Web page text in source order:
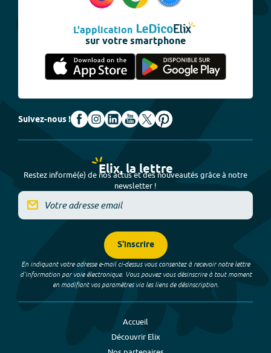
L'application
sur votre smartphone
Suivez-nous !
Elix, la lettre
Restez informé(e) de nos actus et des nouveautés grâce à notre
newsletter !
S'inscrire
En indiquant votre adresse e-mail ci-dessus vous consentez à recevoir notre lettre
d’information par voie électronique. Vous pouvez vous désinscrire à tout moment
en modifiant vos paramètres via les liens de désinscription.
Accueil
Découvrir Elix